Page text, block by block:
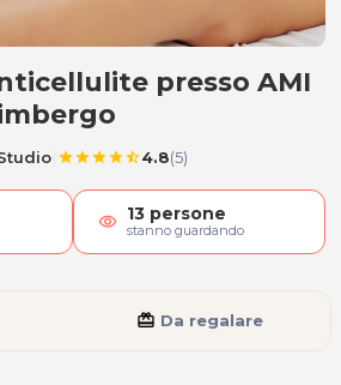
presso AMI
starstarstarstarstar_half4.8(5)
visibility 13 persone
stanno guardando
card_giftcard Da regalare